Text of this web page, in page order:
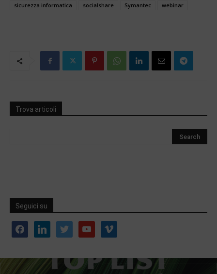
sicurezza informatica
socialshare Symantec webinar
Trova articoli
Seguici su
facebooklinkedin twitter youtube vimeo